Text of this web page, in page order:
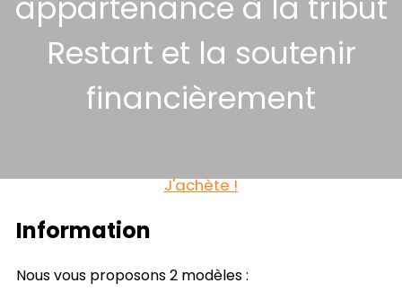
Restart et la soutenir
financièrement
J'achète !
Information
Nous vous proposons 2 modèles :